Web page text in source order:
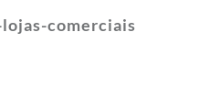
comerciais